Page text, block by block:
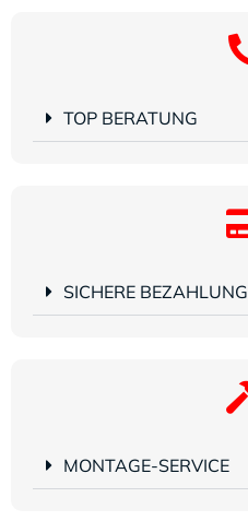
TOP BERATUNG
SICHERE BEZAHLUNG
MONTAGE-SERVICE